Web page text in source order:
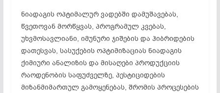
ნიადაგის ოპტიმალურ ვადებში დამუშავებას,
წვეთოვან მორწყვას, პროგრამულ კვებას,
უხვმოსავლიანი, იმუნური ჯიშების და ჰიბრიდების
დათესვას, სასუქების ოპტიმიზაციას ნიადაგის
ქიმიური ანალიზის და მისაღები პროდუქციის
რაოდენობის საფუძველზე, პესტიციდების
მიზანმიმართულ გამოყენებას, შრომის პროცესების